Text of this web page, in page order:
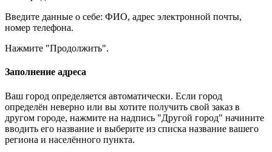
Введите данные о себе: ФИО, адрес электронной почты,
номер телефона.
Нажмите "Продолжить".
Заполнение адреса
Ваш город определяется автоматически. Если город
определён неверно или вы хотите получить свой заказ в
другом городе, нажмите на надпись "Другой город" начините
вводить его название и выберите из списка название вашего
региона и населённого пункта.